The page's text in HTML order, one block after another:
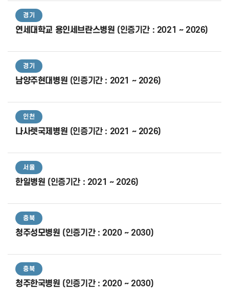
경기
연세대학교 용인세브란스병원 (인증기간 : 2021 ~ 2026)
경기
남양주현대병원 (인증기간 : 2021 ~ 2026)
인천
나사렛국제병원 (인증기간 : 2021 ~ 2026)
서울
한일병원 (인증기간 : 2021 ~ 2026)
충북
청주성모병원 (인증기간 : 2020 ~ 2030)
충북
청주한국병원 (인증기간 : 2020 ~ 2030)